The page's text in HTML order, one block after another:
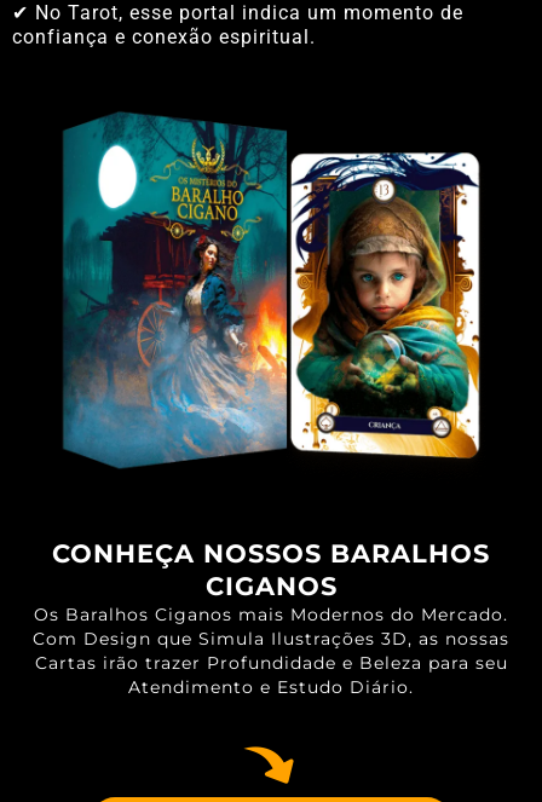
✔ No Tarot, esse portal indica um momento de
confiança e conexão espiritual.
CONHEÇA NOSSOS BARALHOS
CIGANOS
Os Baralhos Ciganos mais Modernos do Mercado.
Com Design que Simula Ilustrações 3D, as nossas
Cartas irão trazer Profundidade e Beleza para seu
Atendimento e Estudo Diário.